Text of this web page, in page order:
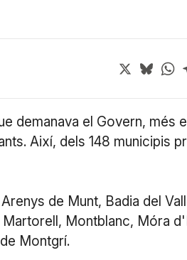
X
demanava el Govern, més
Així, dels 148 municipis
de Munt, Badia del
Montblanc, Móra
Montgrí.